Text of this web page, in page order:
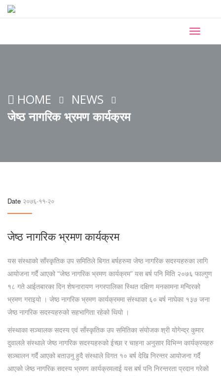
Toggle
HOME NEWS
जेष्ठ नागरिक भ्रमण कार्यक्रम
Date २०७६-११-२०
जेष्ठ नागरिक भ्रमण कार्यक्रम
यस संस्थाको साँस्कृतिक उप समितिले बिगत बर्षहरुमा जेष्ठ नागरिक सदस्यहरुका लागि
आयोजना गर्दै आएको “जेष्ठ नागरिक भ्रमण कार्यक्रम” यस बर्ष पनि मिति २०७६ फाल्गुण
१८ गते आईतबारका दिन शेषनारायण नगरपालिका स्थित दक्षिण मनकामना मन्दिरको
भ्रमण गराइयो । जेष्ठ नागरिक भ्रमण कार्यक्रममा संस्थाका ६० बर्ष नाघेका १३७ जना
जेष्ठ नागरिक सदस्यहरुको सहभागिता रहेको थियो ।
संस्थाका सञ्चालक सदस्य एवं साँस्कृतिक उप समितिका संयोजक श्री योगेन्द्र कुमार
दुवालले संस्थाले जेष्ठ नागरिक सदस्यहरुको ईच्छा र चाहना अनुसार विभिन्न कार्यक्रमहरु
सञ्चालन गर्दै आएको बताउनु हुदै संस्थाले विगत १० बर्ष देखि निरन्तर आयोजना गर्दै
आएको जेष्ठ नागरिक सदस्य भ्रमण कार्यक्रमलाई यस बर्ष पनि निरन्तरता प्रदान गरेको